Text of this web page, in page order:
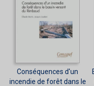
Conséquences d'un
incendie de forêt dans le